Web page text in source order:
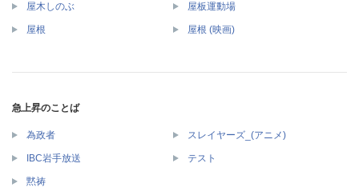
屋木しのぶ 屋板運動場
屋根 屋根 (映画)
急上昇のことば
為政者 スレイヤーズ_(アニメ)
IBC岩手放送 テスト
黙祷